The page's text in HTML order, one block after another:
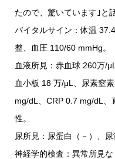
たので、驚いています｣と
バイタルサイン：体温
整、血圧 110/60 mmHg。
血液所見：赤血球 260万/
血小板 18 万/μL、尿素窒
mg/dL、CRP 0.7 mg/dL、
性。
尿所見：尿蛋白（－）、尿
神経学的検査：異常所見な